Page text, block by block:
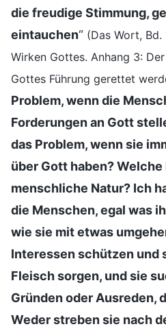
die freudige Stimmung,
eintauchen“ (Das Wort, Bd.
Wirken Gottes. Anhang 3:
Gottes Führung gerettet
Problem, wenn die
Forderungen an Gott
das Problem, wenn sie
über Gott haben?
menschliche Natur? Ich
die Menschen, egal was
wie sie mit etwas
Interessen schützen und
Fleisch sorgen, und sie
Gründen oder Ausreden,
Weder streben sie nach